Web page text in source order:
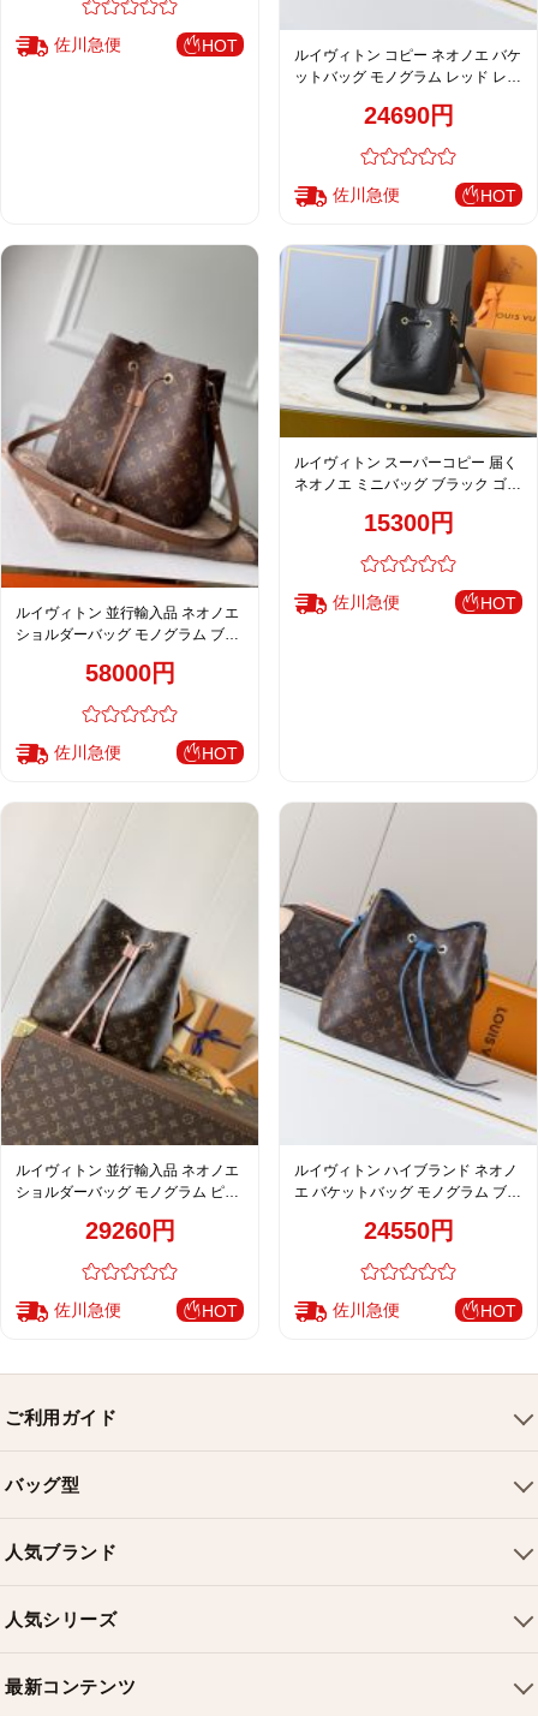
佐川急便 HOT
ルイヴィトン コピー ネオノエ バケ
ットバッグ モノグラム レッド レデ
24690円
佐川急便 HOT
ルイヴィトン 並行輸入品 ネオノエ
ショルダーバッグ モノグラム ブラ
58000円
佐川急便 HOT
ルイヴィトン スーパーコピー 届く
ネオノエ ミニバッグ ブラック ゴー
15300円
佐川急便 HOT
ルイヴィトン 並行輸入品 ネオノエ
ショルダーバッグ モノグラム ピン
29260円
佐川急便 HOT
ルイヴィトン ハイブランド ネオノ
エ バケットバッグ モノグラム ブル
24550円
佐川急便 HOT
ご利用ガイド
配送について
返品・交換
お問い合わせ
バッグ型
ショルダーバッグ
クロスボディバッグ
ミニバッグ
人気ブランド
シャネルバッグ
ディオールバッグ
人気シリーズ
最新コンテンツ